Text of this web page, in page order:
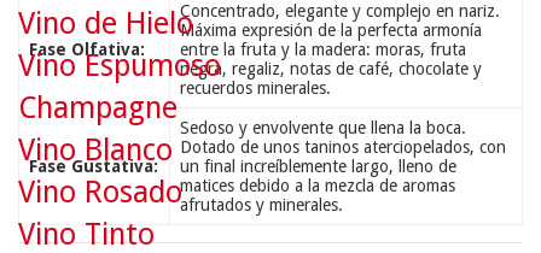
Fase Olfativa:
Concentrado, elegante y complejo en nariz.
Máxima expresión de la perfecta armonía
entre la fruta y la madera: moras, fruta
negra, regaliz, notas de café, chocolate y
recuerdos minerales.
Fase Gustativa:
Sedoso y envolvente que llena la boca.
Dotado de unos taninos aterciopelados, con
un final increíblemente largo, lleno de
matices debido a la mezcla de aromas
afrutados y minerales.
Vino de Hielo
Vino Espumoso
Champagne
Vino Blanco
Vino Rosado
Vino Tinto